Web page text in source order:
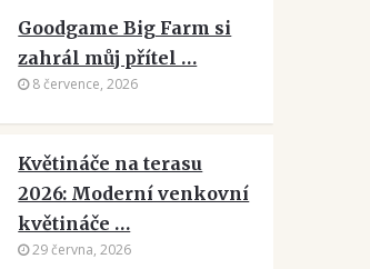
Goodgame Big Farm si
zahrál můj přítel …
8 července, 2026
Květináče na terasu
2026: Moderní venkovní
květináče …
29 června, 2026